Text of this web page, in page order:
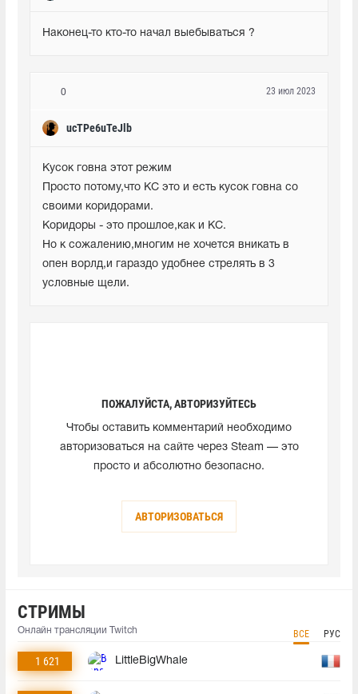
Наконец-то кто-то начал выебываться ?
0
ucTPe6uTeJlb
23 июл 2023
Кусок говна этот режим
Просто потому,что КС это и есть кусок говна со
своими коридорами.
Коридоры - это прошлое,как и КС.
Но к сожалению,многим не хочется вникать в
опен ворлд,и гараздо удобнее стрелять в 3
условные щели.
ПОЖАЛУЙСТА, АВТОРИЗУЙТЕСЬ
Чтобы оставить комментарий необходимо
авторизоваться на сайте через Steam — это
просто и абсолютно безопасно.
АВТОРИЗОВАТЬСЯ
СТРИМЫ
Онлайн трансляции Twitch ВСЕ РУС
1 621 LittleBigWhale